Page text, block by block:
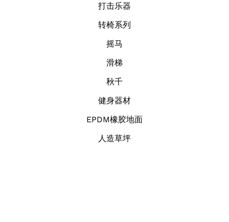
打击乐器
转椅系列
摇马
滑梯
秋千
健身器材
EPDM橡胶地面
人造草坪